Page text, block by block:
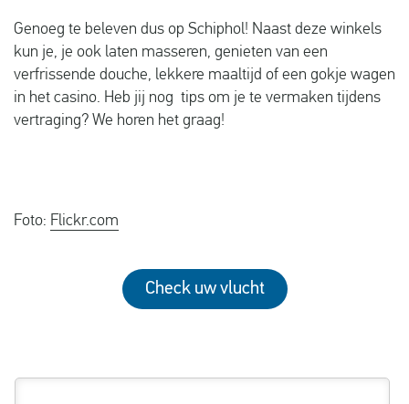
Genoeg te beleven dus op Schiphol! Naast deze winkels
kun je, je ook laten masseren, genieten van een
verfrissende douche, lekkere maaltijd of een gokje wagen
in het casino. Heb jij nog tips om je te vermaken tijdens
vertraging? We horen het graag!
Foto: Flickr.com
Check uw vlucht